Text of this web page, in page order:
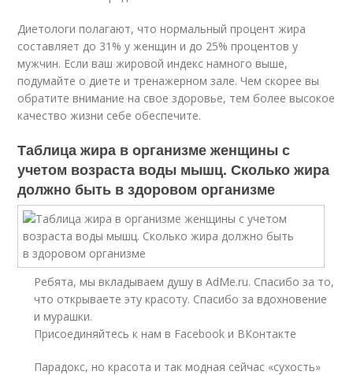
Диетологи полагают, что нормальный процент жира
составляет до 31% у женщин и до 25% процентов у
мужчин. Если ваш жировой индекс намного выше,
подумайте о диете и тренажерном зале. Чем скорее вы
обратите внимание на свое здоровье, тем более высокое
качество жизни себе обеспечите.
Таблица жира в организме женщины с
учетом возраста воды мышц. Сколько жира
должно быть в здоровом организме
Ребята, мы вкладываем душу в AdMe.ru. Cпасибо за то,
что открываете эту красоту. Спасибо за вдохновение
и мурашки.
Присоединяйтесь к нам в Facebook и ВКонтакте
Парадокс, но красота и так модная сейчас «сухость»